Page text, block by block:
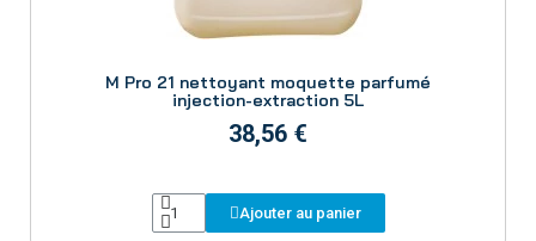
M Pro 21 nettoyant moquette parfumé
injection-extraction 5L
38,56 €
Ajouter au panier